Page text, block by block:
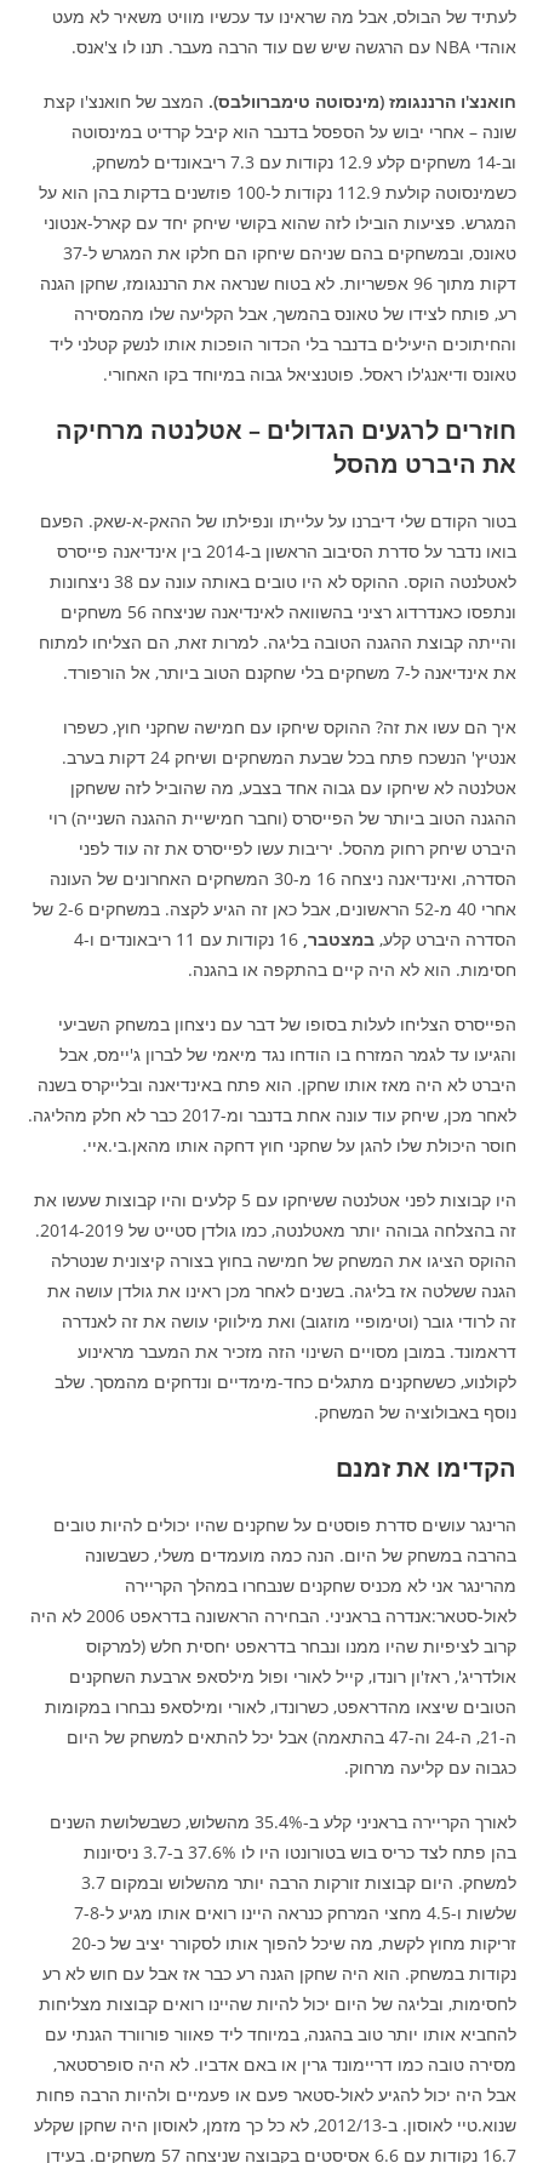
לעתיד של הבולס, אבל מה שראינו עד עכשיו מוויט משאיר לא מעט
אוהדי NBA עם הרגשה שיש שם עוד הרבה מעבר. תנו לו צ'אנס.
חואנצ'ו הרננגומז (מינסוטה טימברוולבס). המצב של חואנצ'ו קצת
שונה – אחרי יבוש על הספסל בדנבר הוא קיבל קרדיט במינסוטה
וב-14 משחקים קלע 12.9 נקודות עם 7.3 ריבאונדים למשחק,
כשמינסוטה קולעת 112.9 נקודות ל-100 פוזשנים בדקות בהן הוא על
המגרש. פציעות הובילו לזה שהוא בקושי שיחק יחד עם קארל-אנטוני
טאונס, ובמשחקים בהם שניהם שיחקו הם חלקו את המגרש ל-37
דקות מתוך 96 אפשריות. לא בטוח שנראה את הרננגומז, שחקן הגנה
רע, פותח לצידו של טאונס בהמשך, אבל הקליעה שלו מהמסירה
והחיתוכים היעילים בדנבר בלי הכדור הופכות אותו לנשק קטלני ליד
טאונס ודיאנג'לו ראסל. פוטנציאל גבוה במיוחד בקו האחורי.
חוזרים לרגעים הגדולים – אטלנטה מרחיקה
את היברט מהסל
בטור הקודם שלי דיברנו על עלייתו ונפילתו של ההאק-א-שאק. הפעם
בואו נדבר על סדרת הסיבוב הראשון ב-2014 בין אינדיאנה פייסרס
לאטלנטה הוקס. ההוקס לא היו טובים באותה עונה עם 38 ניצחונות
ונתפסו כאנדרדוג רציני בהשוואה לאינדיאנה שניצחה 56 משחקים
והייתה קבוצת ההגנה הטובה בליגה. למרות זאת, הם הצליחו למתוח
את אינדיאנה ל-7 משחקים בלי שחקנם הטוב ביותר, אל הורפורד.
איך הם עשו את זה? ההוקס שיחקו עם חמישה שחקני חוץ, כשפרו
אנטיץ' הנשכח פתח בכל שבעת המשחקים ושיחק 24 דקות בערב.
אטלנטה לא שיחקו עם גבוה אחד בצבע, מה שהוביל לזה ששחקן
ההגנה הטוב ביותר של הפייסרס (וחבר חמישיית ההגנה השנייה) רוי
היברט שיחק רחוק מהסל. יריבות עשו לפייסרס את זה עוד לפני
הסדרה, ואינדיאנה ניצחה 16 מ-30 המשחקים האחרונים של העונה
אחרי 40 מ-52 הראשונים, אבל כאן זה הגיע לקצה. במשחקים 2-6 של
הסדרה היברט קלע,במצטבר,
16 נקודות עם 11 ריבאונדים ו-4
חסימות. הוא לא היה קיים בהתקפה או בהגנה.
הפייסרס הצליחו לעלות בסופו של דבר עם ניצחון במשחק השביעי
והגיעו עד לגמר המזרח בו הודחו נגד מיאמי של לברון ג'יימס, אבל
היברט לא היה מאז אותו שחקן. הוא פתח באינדיאנה ובלייקרס בשנה
לאחר מכן, שיחק עוד עונה אחת בדנבר ומ-2017 כבר לא חלק מהליגה.
חוסר היכולת שלו להגן על שחקני חוץ דחקה אותו מהאן.בי.איי.
היו קבוצות לפני אטלנטה ששיחקו עם 5 קלעים והיו קבוצות שעשו את
זה בהצלחה גבוהה יותר מאטלנטה, כמו גולדן סטייט של 2014-2019.
ההוקס הציגו את המשחק של חמישה בחוץ בצורה קיצונית שנטרלה
הגנה ששלטה אז בליגה. בשנים לאחר מכן ראינו את גולדן עושה את
זה לרודי גובר (וטימופיי מוזגוב) ואת מילווקי עושה את זה לאנדרה
דראמונד. במובן מסויים השינוי הזה מזכיר את המעבר מראינוע
לקולנוע, כששחקנים מתגלים כחד-מימדיים ונדחקים מהמסך. שלב
נוסף באבולוציה של המשחק.
הקדימו את זמנם
הרינגר עושים סדרת פוסטים על שחקנים שהיו יכולים להיות טובים
בהרבה במשחק של היום. הנה כמה מועמדים משלי, כשבשונה
מהרינגר אני לא מכניס שחקנים שנבחרו במהלך הקריירה
לאול-סטאר:אנדרה בראניני. הבחירה הראשונה בדראפט 2006 לא היה
קרוב לציפיות שהיו ממנו ונבחר בדראפט יחסית חלש (למרקוס
אולדריג', ראז'ון רונדו, קייל לאורי ופול מילסאפ ארבעת השחקנים
הטובים שיצאו מהדראפט, כשרונדו, לאורי ומילסאפ נבחרו במקומות
ה-21, ה-24 וה-47 בהתאמה) אבל יכל להתאים למשחק של היום
כגבוה עם קליעה מרחוק.
לאורך הקריירה בראניני קלע ב-35.4% מהשלוש, כשבשלושת השנים
בהן פתח לצד כריס בוש בטורונטו היו לו 37.6% ב-3.7 ניסיונות
למשחק. היום קבוצות זורקות הרבה יותר מהשלוש ובמקום 3.7
שלשות ו-4.5 מחצי המרחק כנראה היינו רואים אותו מגיע ל-7-8
זריקות מחוץ לקשת, מה שיכל להפוך אותו לסקורר יציב של כ-20
נקודות במשחק. הוא היה שחקן הגנה רע כבר אז אבל עם חוש לא רע
לחסימות, ובליגה של היום יכול להיות שהיינו רואים קבוצות מצליחות
להחביא אותו יותר טוב בהגנה, במיוחד ליד פאוור פורוורד הגנתי עם
מסירה טובה כמו דריימונד גרין או באם אדביו. לא היה סופרסטאר,
אבל היה יכול להגיע לאול-סטאר פעם או פעמיים ולהיות הרבה פחות
שנוא.טיי לאוסון. ב-2012/13, לא כל כך מזמן, לאוסון היה שחקן שקלע
16.7 נקודות עם 6.6 אסיסטים בקבוצה שניצחה 57 משחקים. בעידן